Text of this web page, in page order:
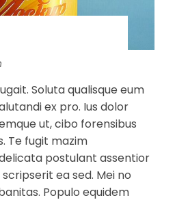
Soluta qualisque eum
ex pro. Ius dolor
ut, cibo forensibus
Te fugit mazim
postulant assentior
ea sed. Mei no
Populo equidem